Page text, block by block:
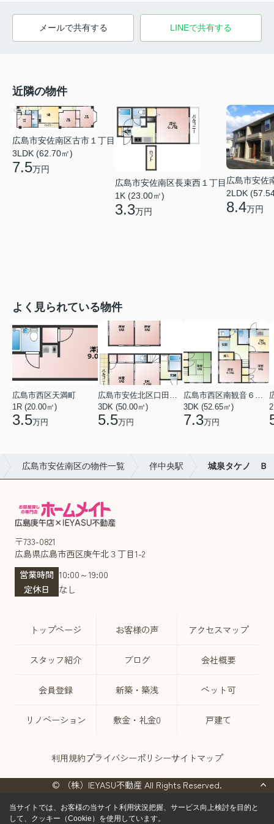
メールで共有する LINEで共有する
近隣の物件
広島市安佐南区古市１丁目
3LDK (62.70㎡)
7.5万円
広島市安佐南区長束西１丁目
1K (23.00㎡)
3.3万円
広島市安佐
2LDK
8.4万円
よく見られている物件
広島市西区天満町
1R (20.00㎡)
3.5万円
広島市安佐北区口田１丁目
3DK (50.00㎡)
5.5万円
広島市西区南観音６丁目
3DK (52.65㎡)
7.3万円
広島市安佐南区の物件一覧 伴中央駅 城泉タケノ Ｂ
〒733-0821
広島県広島市西区庚午北３丁目1-2
営業時間 10:00～19:00
定休日
なし
トップページ お客様の声 アクセスマップ
スタッフ紹介 ブログ 会社概要
会員登録 新築・築浅 ペット可
リノベーション 敷金・礼金0 戸建て
利用規約プライバシーポリシーサイトマップ
© （株）IEYASU不動産 All Rights Reserved.
当サイトでは、お客様の当サイト利用状況把握、サービス向上検討を目的と
して、クッキー（Cookie）を使用しています。